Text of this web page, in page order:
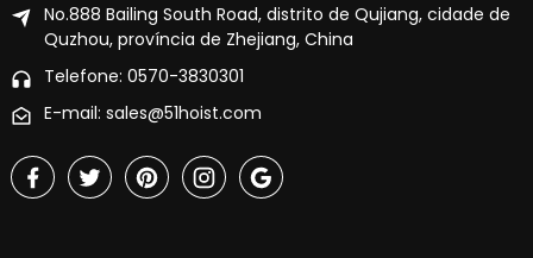
No.888 Bailing South Road, distrito de Qujiang, cidade de
Quzhou, província de Zhejiang, China
Telefone: 0570-3830301
E-mail: sales@51hoist.com